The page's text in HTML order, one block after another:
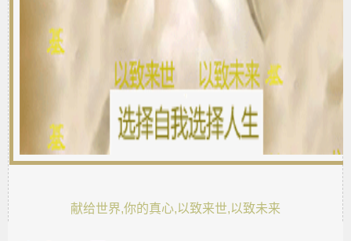
献给世界,你的真心,以致来世,以致未来